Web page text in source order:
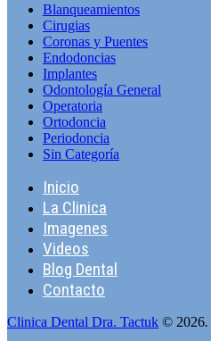
Blanqueamientos
Cirugias
Coronas y Puentes
Endodoncias
Implantes
Odontologí­a General
Operatoria
Ortodoncia
Periodoncia
Sin Categorí­a
Inicio
La Clinica
Imagenes
Videos
Blog Dental
Contacto
Clinica Dental Dra. Tactuk © 2026.